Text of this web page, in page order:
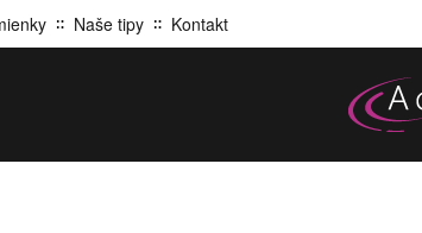
Naše tipy Kontakt